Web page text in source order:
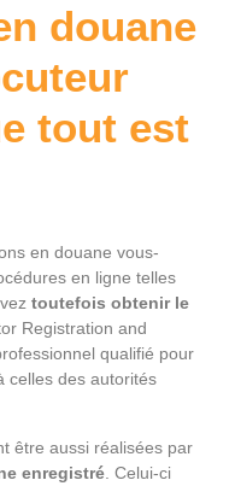
douane
tout est
en douane vous-
en ligne telles
toutefois obtenir le
Registration and
qualifié pour
celles des autorités
être aussi réalisées par
enregistré . Celui-ci